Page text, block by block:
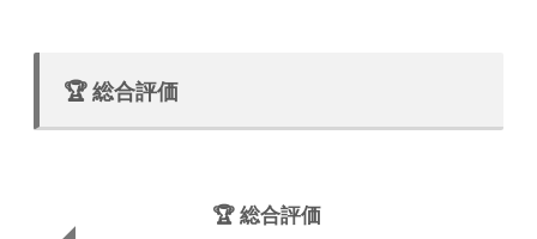
🏆 総合評価
🏆 総合評価